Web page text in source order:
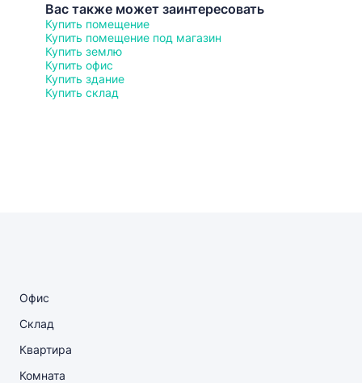
Вас также может заинтересовать
Купить помещение
Купить помещение под магазин
Купить землю
Купить офис
Купить здание
Купить склад
Офис
Склад
Квартира
Комната